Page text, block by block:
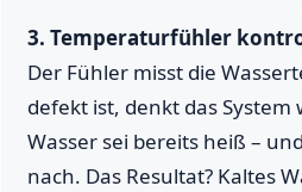
3. Temperaturfühler
Der Fühler misst die
defekt ist, denkt das System
Wasser sei bereits heiß –
nach. Das Resultat? Kaltes